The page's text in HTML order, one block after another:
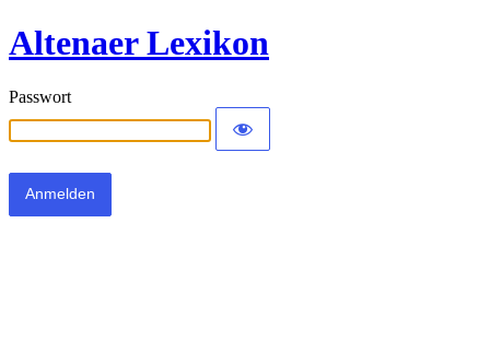
Altenaer Lexikon
Passwort